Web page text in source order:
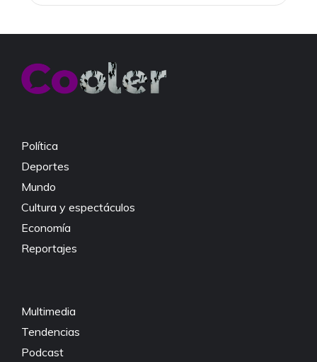
c
e
o
itt
er
at
s
p
p
y
n
Política
Deportes
Mundo
Cultura y espectáculos
Economía
Reportajes
Multimedia
Tendencias
Podcast